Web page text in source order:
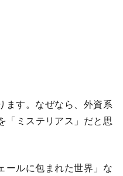
ます。なぜなら、外資系
「ミステリアス」だと思
ールに包まれた世界」な